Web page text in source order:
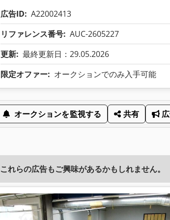
広告ID: A22002413
リファレンス番号: AUC-2605227
更新: 最終更新日：29.05.2026
限定オファー: オークションでのみ入手可能
オークションを監視する 共有
これらの広告もご興味があるかもしれません。